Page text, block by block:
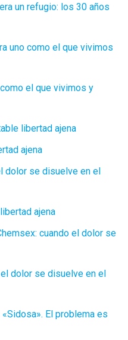
un refugio: los 30 años
uno como el que vivimos
el que vivimos y
libertad ajena
ajena
dolor se disuelve en el
ajena
cuando el dolor se
dolor se disuelve en el
El problema es